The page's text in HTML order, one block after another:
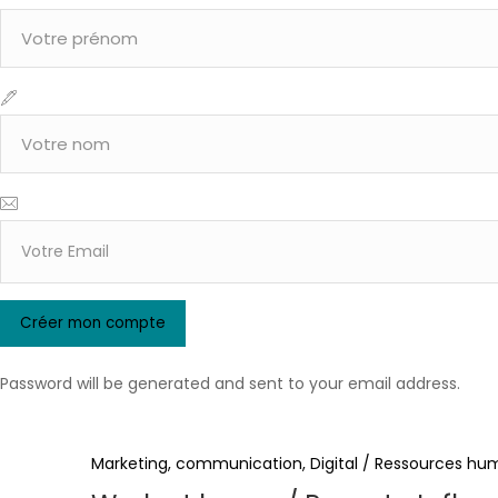
Password will be generated and sent to your email address.
Marketing, communication, Digital / Ressources